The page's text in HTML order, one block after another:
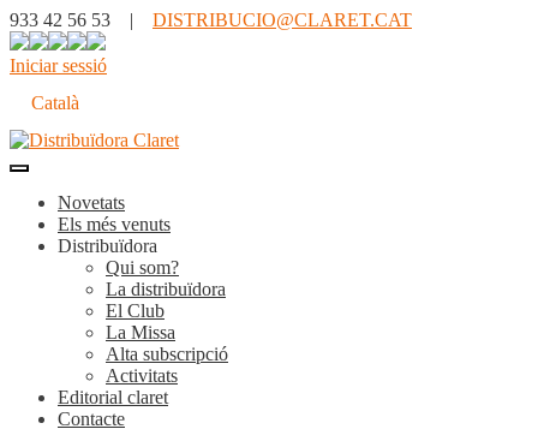
933 42 56 53 | DISTRIBUCIO@CLARET.CAT
Iniciar sessió
Català
Novetats
Els més venuts
Distribuïdora
Qui som?
La distribuïdora
El Club
La Missa
Alta subscripció
Activitats
Editorial claret
Contacte